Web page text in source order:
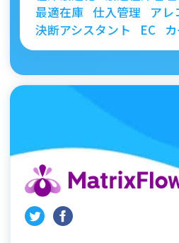
最適在庫 仕入管理 アレ
決断アシスタント
EC